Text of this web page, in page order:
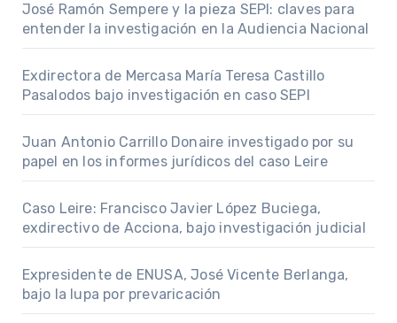
José Ramón Sempere y la pieza SEPI: claves para
entender la investigación en la Audiencia Nacional
Exdirectora de Mercasa María Teresa Castillo
Pasalodos bajo investigación en caso SEPI
Juan Antonio Carrillo Donaire investigado por su
papel en los informes jurídicos del caso Leire
Caso Leire: Francisco Javier López Buciega,
exdirectivo de Acciona, bajo investigación judicial
Expresidente de ENUSA, José Vicente Berlanga,
bajo la lupa por prevaricación